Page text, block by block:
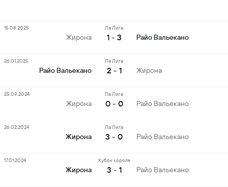
Жирона
Ла Лига
1 - 3 Райо Вальекано
15.08.2025
Райо Вальекано
Ла Лига
2 - 1 Жирона
26.01.2025
Жирона
Ла Лига
0 - 0 Райо Вальекано
25.09.2024
Жирона
Ла Лига
3 - 0 Райо Вальекано
26.02.2024
Жирона
Кубок короля
3 - 1 Райо Вальекано
17.01.2024